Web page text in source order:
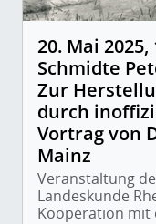
20. Mai 2025,
Schmidte
Zur
durch
Vortrag von
Mainz
Veranstaltung
Landeskunde
Kooperation mit